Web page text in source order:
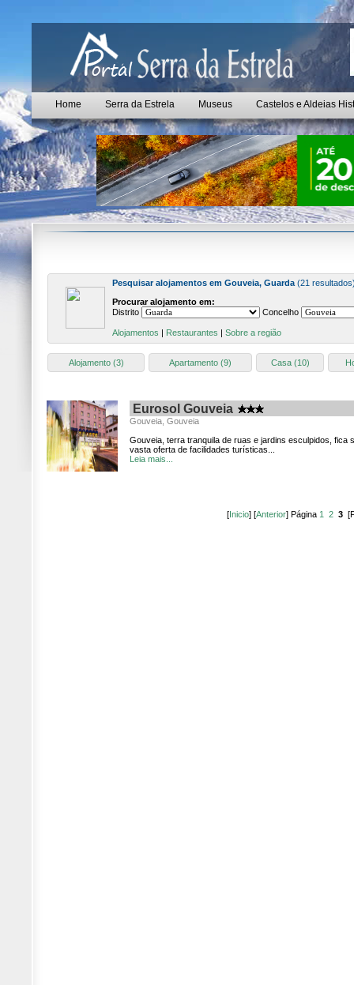
Home Serra da Estrela Museus Castelos e Aldeias
Pesquisar alojamentos em Gouveia, Guarda (21
Procurar alojamento em:
Distrito
Concelho
Alojamentos | Restaurantes | Sobre a região
Alojamento (3) Apartamento (9) Casa (10)
Eurosol Gouveia
Gouveia, Gouveia
Gouveia, terra tranquila de ruas e jardins esculpidos, fica
vasta oferta de facilidades turísticas...
Leia mais...
[Inicio] [Anterior] Página 1 2 3